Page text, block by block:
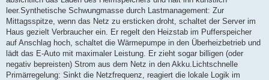
leer.Synthetische Schwungmasse durch Lastmanagement: Zur
Mittagsspitze, wenn das Netz zu ersticken droht, schaltet der Server im
Haus gezielt Verbraucher ein. Er regelt den Heizstab im Pufferspeicher
auf Anschlag hoch, schaltet die Wärmepumpe in den Überheizbetrieb und
lädt das E-Auto mit maximaler Leistung. Er zieht sogar billigen (oder
negativ bepreisten) Strom aus dem Netz in den Akku.Lichtschnelle
Primärregelung: Sinkt die Netzfrequenz, reagiert die lokale Logik im